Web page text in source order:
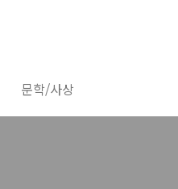
문학/사상